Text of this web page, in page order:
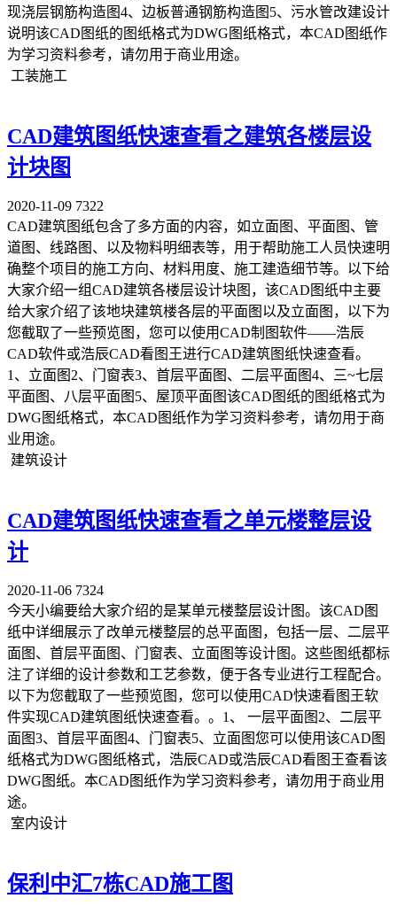
现浇层钢筋构造图4、边板普通钢筋构造图5、污水管改建设计
说明该CAD图纸的图纸格式为DWG图纸格式，本CAD图纸作
为学习资料参考，请勿用于商业用途。
工装施工
CAD建筑图纸快速查看之建筑各楼层设
计块图
2020-11-09 7322
CAD建筑图纸包含了多方面的内容，如立面图、平面图、管
道图、线路图、以及物料明细表等，用于帮助施工人员快速明
确整个项目的施工方向、材料用度、施工建造细节等。以下给
大家介绍一组CAD建筑各楼层设计块图，该CAD图纸中主要
给大家介绍了该地块建筑楼各层的平面图以及立面图，以下为
您截取了一些预览图，您可以使用CAD制图软件——浩辰
CAD软件或浩辰CAD看图王进行CAD建筑图纸快速查看。
1、立面图2、门窗表3、首层平面图、二层平面图4、三~七层
平面图、八层平面图5、屋顶平面图该CAD图纸的图纸格式为
DWG图纸格式，本CAD图纸作为学习资料参考，请勿用于商
业用途。
建筑设计
CAD建筑图纸快速查看之单元楼整层设
计
2020-11-06 7324
今天小编要给大家介绍的是某单元楼整层设计图。该CAD图
纸中详细展示了改单元楼整层的总平面图，包括一层、二层平
面图、首层平面图、门窗表、立面图等设计图。这些图纸都标
注了详细的设计参数和工艺参数，便于各专业进行工程配合。
以下为您截取了一些预览图，您可以使用CAD快速看图王软
件实现CAD建筑图纸快速查看。。1、 一层平面图2、二层平
面图3、首层平面图4、门窗表5、立面图您可以使用该CAD图
纸格式为DWG图纸格式，浩辰CAD或浩辰CAD看图王查看该
DWG图纸。本CAD图纸作为学习资料参考，请勿用于商业用
途。
室内设计
保利中汇7栋CAD施工图